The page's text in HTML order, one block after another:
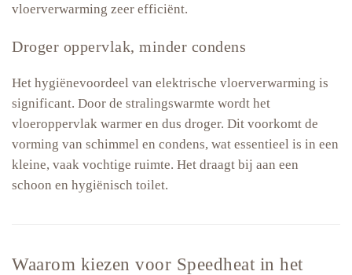
vloerverwarming zeer efficiënt.
Droger oppervlak, minder condens
Het hygiënevoordeel van elektrische vloerverwarming is
significant. Door de stralingswarmte wordt het
vloeroppervlak warmer en dus droger. Dit voorkomt de
vorming van schimmel en condens, wat essentieel is in een
kleine, vaak vochtige ruimte. Het draagt bij aan een
schoon en hygiënisch toilet.
Waarom kiezen voor Speedheat in het